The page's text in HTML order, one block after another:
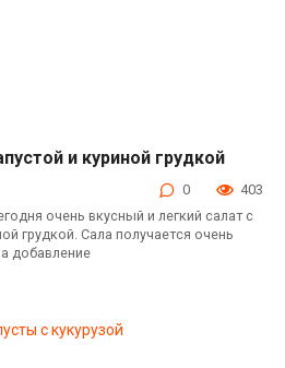
и куриной грудкой
0
403
очень вкусный и легкий салат с
грудкой. Сала получается очень
добавление